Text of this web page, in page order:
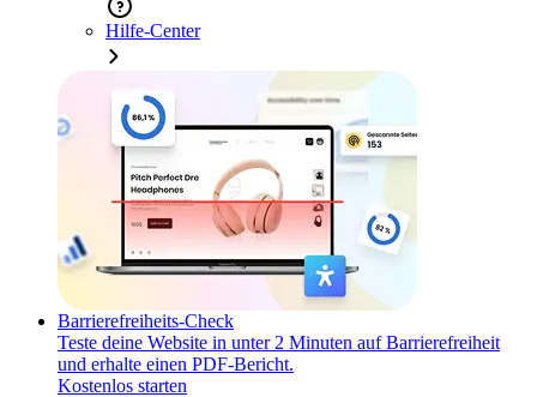
Hilfe-Center
Barrierefreiheits-Check
Teste deine Website in unter 2 Minuten auf Barrierefreiheit
und erhalte einen PDF-Bericht.
Kostenlos starten